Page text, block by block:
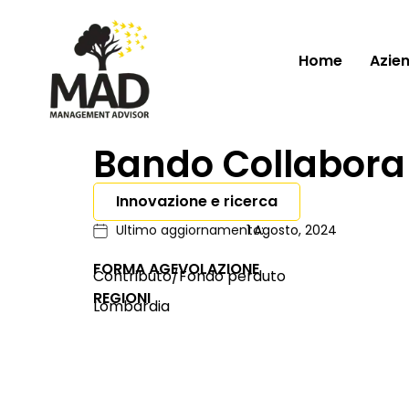
Home
Bando
Innovazione e ricerca
Ultimo aggiornamento:1 Agosto, 2024
FORMA AGEVOLAZIONE
Contributo/Fondo perduto
REGIONI
Lombardia